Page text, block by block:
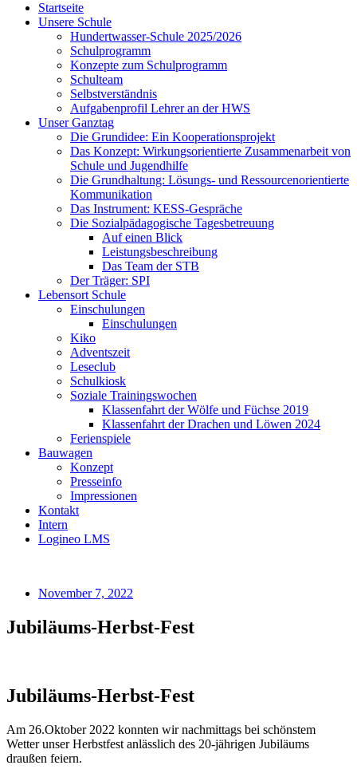
Startseite
Unsere Schule
Hundertwasser-Schule 2025/2026
Schulprogramm
Konzepte zum Schulprogramm
Schulteam
Selbst­ver­ständ­nis
Aufgabenprofil Lehrer an der HWS
Unser Ganztag
Die Grundidee: Ein Kooperationsprojekt
Das Konzept: Wirkungsorientierte Zusammenarbeit von
Schule und Jugendhilfe
Die Grundhaltung: Lösungs- und Ressourcenorientierte
Kommunikation
Das Instrument: KESS-Gespräche
Die Sozialpädagogische Tagesbetreuung
Auf einen Blick
Leistungsbeschreibung
Das Team der STB
Der Träger: SPI
Lebensort Schule
Einschulungen
Einschulungen
Kiko
Adventszeit
Leseclub
Schulkiosk
Soziale Trainingswochen
Klassenfahrt der Wölfe und Füchse 2019
Klassenfahrt der Drachen und Löwen 2024
Ferienspiele
Bauwagen
Konzept
Presseinfo
Impressionen
Kontakt
Intern
Logineo LMS
November 7, 2022
Jubiläums-Herbst-Fest
Jubiläums-Herbst-Fest
Am 26.Oktober 2022 konnten wir nachmittags bei schönstem
Wetter unser Herbstfest anlässlich des 20-jährigen Jubiläums
draußen feiern.